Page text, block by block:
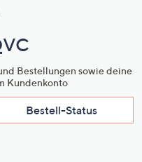
Bestellungen sowie deine
Kundenkonto
Bestell-Status